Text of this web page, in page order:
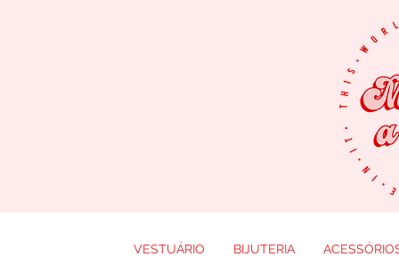
VESTUÁRIO BIJUTERIA